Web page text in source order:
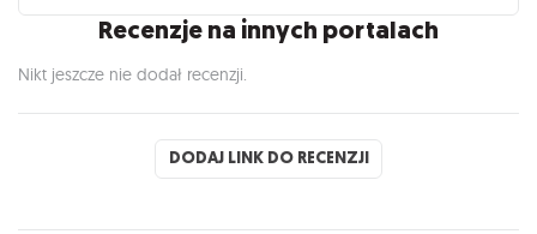
Recenzje na innych portalach
Nikt jeszcze nie dodał recenzji.
DODAJ LINK DO RECENZJI